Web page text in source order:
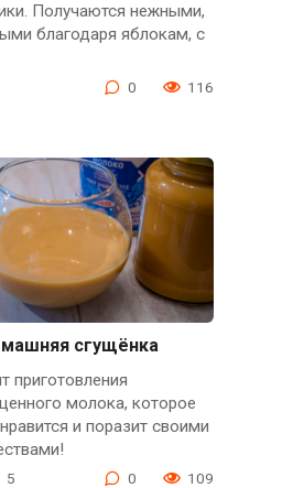
Получаются нежными,
благодаря яблокам, с
0 116
сгущёнка
приготовления
молока, которое
и поразит своими
5 0 109